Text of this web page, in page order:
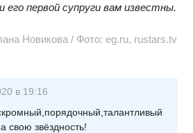
его первой супруги вам известны.
Новикова / Фото: eg.ru, rustars.tv
в 19:16
свою звёздность!